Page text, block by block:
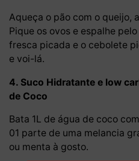
Aqueça o pão com o queijo,
Pique os ovos e espalhe
fresca picada e o cebolete
e voi-lá.
4. Suco Hidratante e low
de Coco
Bata 1L de água de coco
01 parte de uma melancia
ou menta à gosto.